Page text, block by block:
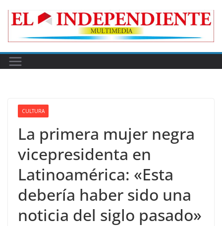
CULTURA
La primera mujer negra
vicepresidenta en
Latinoamérica: «Esta
debería haber sido una
noticia del siglo pasado»